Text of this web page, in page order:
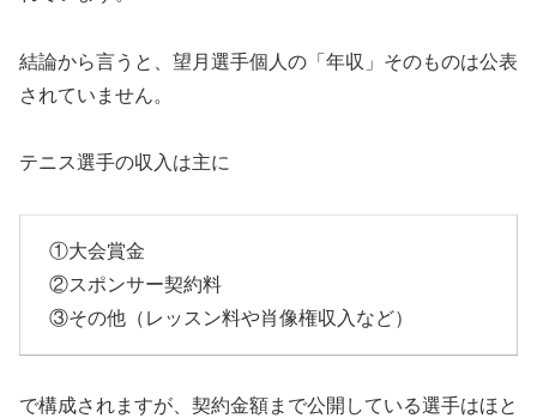
結論から言うと、望月選手個人の「年収」そのものは公表
されていません。
テニス選手の収入は主に
①大会賞金
②スポンサー契約料
③その他（レッスン料や肖像権収入など）
で構成されますが、契約金額まで公開している選手はほと